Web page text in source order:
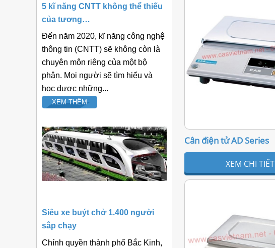
5 kĩ năng CNTT không thể thiếu
của tương…
Đến năm 2020, kĩ năng công nghệ
thông tin (CNTT) sẽ không còn là
chuyên môn riêng của một bộ
phận. Mọi người sẽ tìm hiểu và
học được những...
XEM THÊM
Siêu xe buýt chở 1.400 người
sắp chạy
Chính quyền thành phố Bắc Kinh,
Cân điện tử AD Series
XEM CHI TIẾT